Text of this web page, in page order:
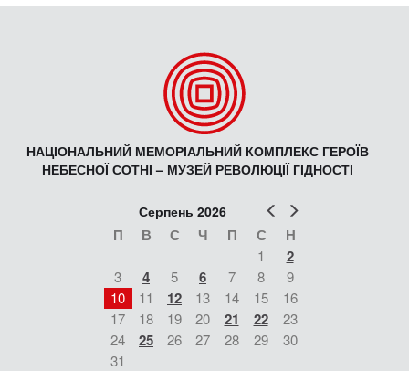
НАЦІОНАЛЬНИЙ МЕМОРІАЛЬНИЙ КОМПЛЕКС ГЕРОЇВ
НЕБЕСНОЇ СОТНІ – МУЗЕЙ РЕВОЛЮЦІЇ ГІДНОСТІ
Попер
Серпень 2026
П В С Ч П С Н
1 2
3 4 5 6 7 8
9
10
11 12 13 14 15
16
17
18 19 20 21 22
23
24
25 26 27 28 29
30
31